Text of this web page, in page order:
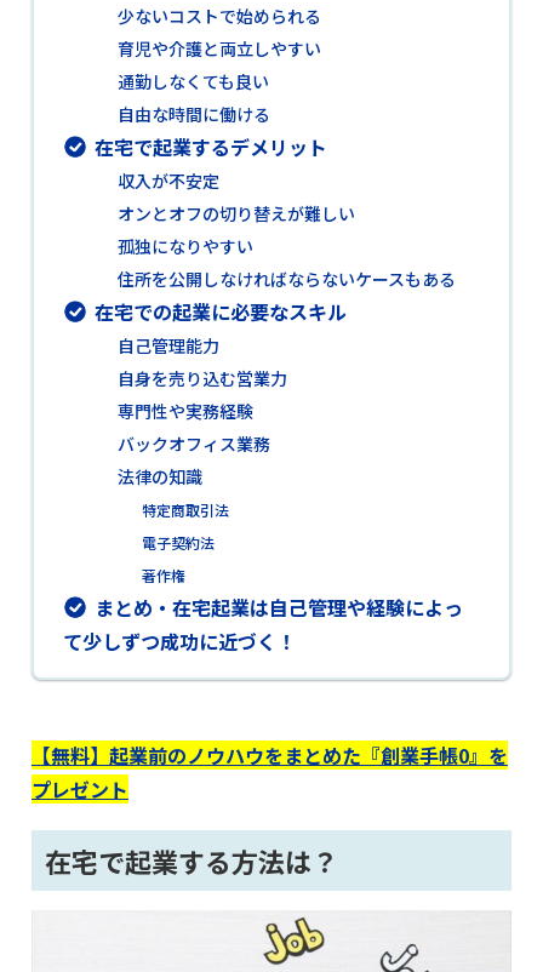
少ないコストで始められる
育児や介護と両立しやすい
通勤しなくても良い
自由な時間に働ける
在宅で起業するデメリット
収入が不安定
オンとオフの切り替えが難しい
孤独になりやすい
住所を公開しなければならないケースもある
在宅での起業に必要なスキル
自己管理能力
自身を売り込む営業力
専門性や実務経験
バックオフィス業務
法律の知識
特定商取引法
電子契約法
著作権
まとめ・在宅起業は自己管理や経験によっ
て少しずつ成功に近づく！
【無料】起業前のノウハウをまとめた『創業手帳0』を
プレゼント
在宅で起業する方法は？